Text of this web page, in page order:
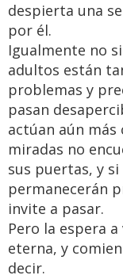
despierta una
por él.
Igualmente no
adultos están
problemas y
pasan
actúan aún más
miradas no
sus puertas, y
permanecerán
invite a pasar.
Pero la espera a
eterna, y
decir.